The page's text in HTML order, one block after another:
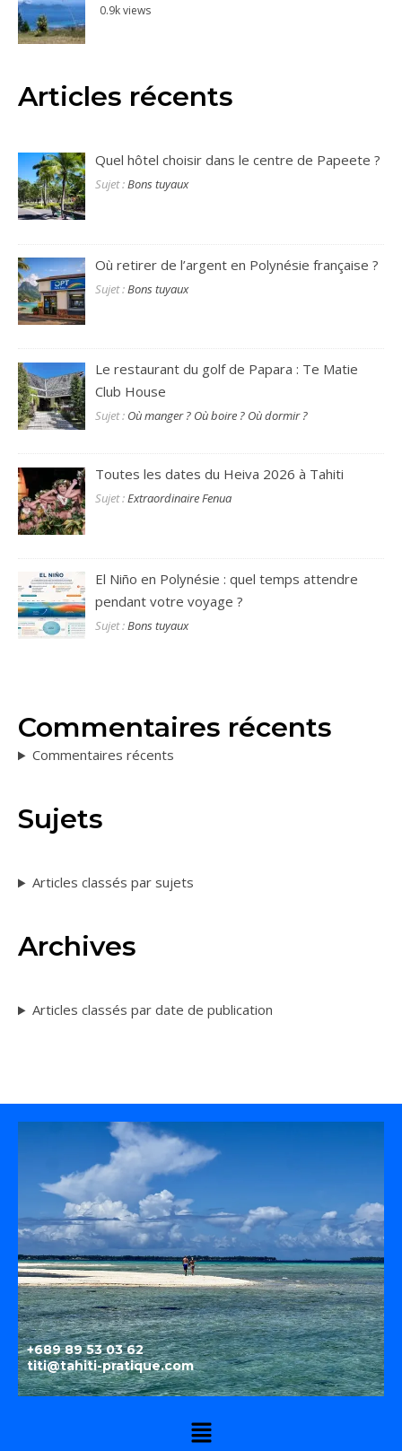
0.9k views
Articles récents
Quel hôtel choisir dans le centre de Papeete ?
Sujet :Bons tuyaux
Où retirer de l’argent en Polynésie française ?
Sujet :Bons tuyaux
Le restaurant du golf de Papara : Te Matie
Club House
Sujet : Où manger ? Où boire ? Où dormir ?
Toutes les dates du Heiva 2026 à Tahiti
Sujet :Extraordinaire Fenua
El Niño en Polynésie : quel temps attendre
pendant votre voyage ?
Sujet :Bons tuyaux
Commentaires récents
Commentaires récents
Sujets
Articles classés par sujets
Archives
Articles classés par date de publication
+689 89 53 03 62
titi@tahiti-pratique.com